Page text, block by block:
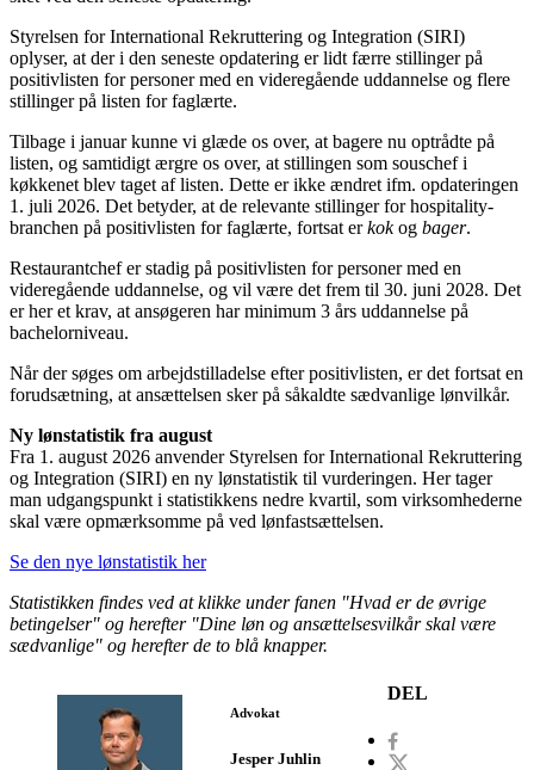
Styrelsen for International Rekruttering og Integration (SIRI)
oplyser, at der i den seneste opdatering er lidt færre stillinger på
positivlisten for personer med en videregående uddannelse og flere
stillinger på listen for faglærte.
Tilbage i januar kunne vi glæde os over, at bagere nu optrådte på
listen, og samtidigt ærgre os over, at stillingen som souschef i
køkkenet blev taget af listen. Dette er ikke ændret ifm. opdateringen
1. juli 2026. Det betyder, at de relevante stillinger for hospitality-
branchen på positivlisten for faglærte, fortsat erkokog bager.
Restaurantchef er stadig på positivlisten for personer med en
videregående uddannelse, og vil være det frem til 30. juni 2028. Det
er her et krav, at ansøgeren har minimum 3 års uddannelse på
bachelorniveau.
Når der søges om arbejdstilladelse efter positivlisten, er det fortsat en
forudsætning, at ansættelsen sker på såkaldte sædvanlige lønvilkår.
Ny lønstatistik fra august
Fra 1. august 2026 anvender Styrelsen for International Rekruttering
og Integration (SIRI) en ny lønstatistik til vurderingen. Her tager
man udgangspunkt i statistikkens nedre kvartil, som virksomhederne
skal være opmærksomme på ved lønfastsættelsen.
Se den nye lønstatistik her
Statistikken findes ved at klikke underfanen "Hvad er de øvrige
betingelser" og herefter "Dine løn og ansættelsesvilkår skal være
sædvanlige" og herefter de to blå knapper.
Advokat
Jesper Juhlin
DEL